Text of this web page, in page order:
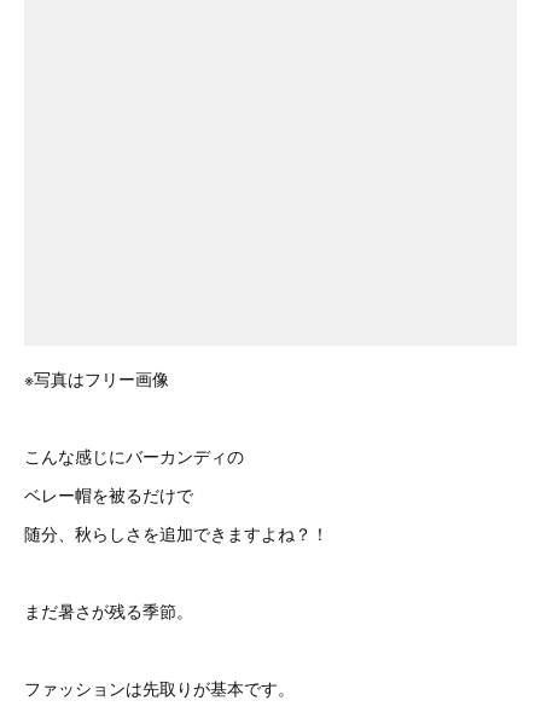
※写真はフリー画像
こんな感じにバーカンディの
ベレー帽を被るだけで
随分、秋らしさを追加できますよね？！
まだ暑さが残る季節。
ファッションは先取りが基本です。